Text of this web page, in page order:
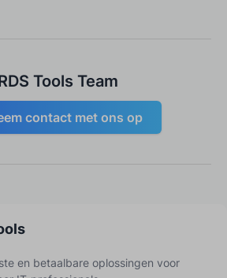
Tools Team
contact met ons op
en betaalbare oplossingen voor